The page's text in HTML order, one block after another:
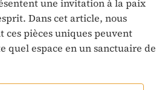
une invitation à la paix
Dans cet article, nous
ces pièces uniques peuvent
quel espace en un sanctuaire de